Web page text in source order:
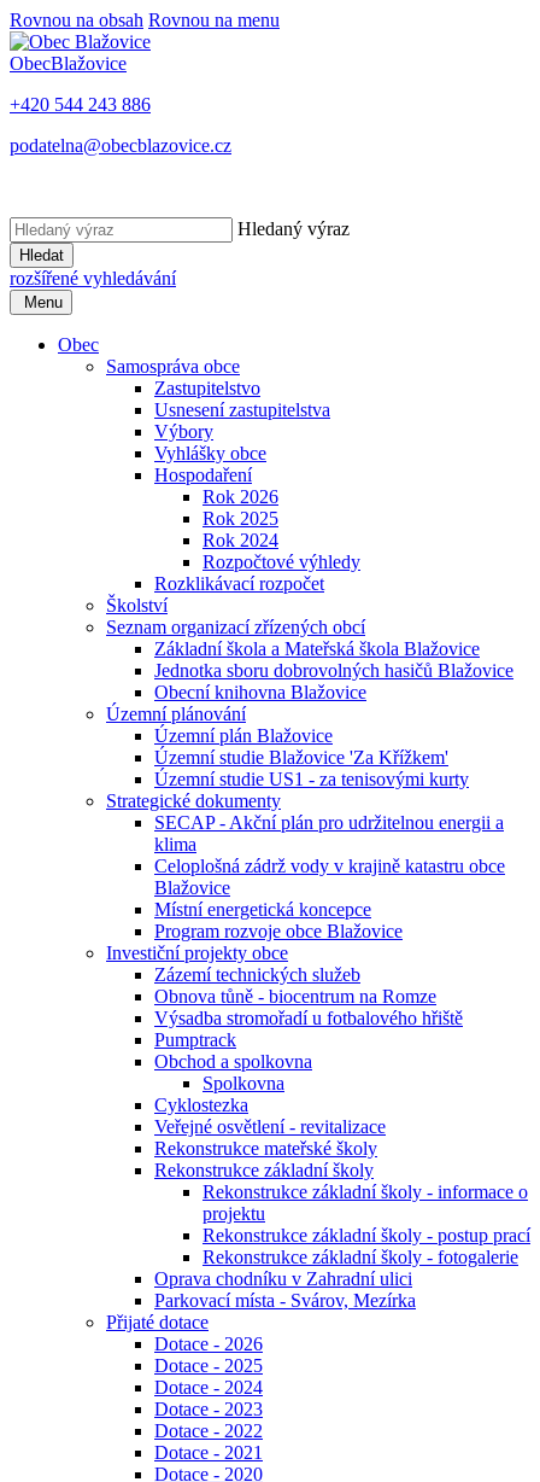
Rovnou na obsah Rovnou na menu
ObecBlažovice
+420 544 243 886
podatelna@obecblazovice.cz
Hledaný výraz
Hledat
rozšířené vyhledávání
Menu
Obec
Samospráva obce
Zastupitelstvo
Usnesení zastupitelstva
Výbory
Vyhlášky obce
Hospodaření
Rok 2026
Rok 2025
Rok 2024
Rozpočtové výhledy
Rozklikávací rozpočet
Školství
Seznam organizací zřízených obcí
Základní škola a Mateřská škola Blažovice
Jednotka sboru dobrovolných hasičů Blažovice
Obecní knihovna Blažovice
Územní plánování
Územní plán Blažovice
Územní studie Blažovice 'Za Křížkem'
Územní studie US1 - za tenisovými kurty
Strategické dokumenty
SECAP - Akční plán pro udržitelnou energii a
klima
Celoplošná zádrž vody v krajině katastru obce
Blažovice
Místní energetická koncepce
Program rozvoje obce Blažovice
Investiční projekty obce
Zázemí technických služeb
Obnova tůně - biocentrum na Romze
Výsadba stromořadí u fotbalového hřiště
Pumptrack
Obchod a spolkovna
Spolkovna
Cyklostezka
Veřejné osvětlení - revitalizace
Rekonstrukce mateřské školy
Rekonstrukce základní školy
Rekonstrukce základní školy - informace o
projektu
Rekonstrukce základní školy - postup prací
Rekonstrukce základní školy - fotogalerie
Oprava chodníku v Zahradní ulici
Parkovací místa - Svárov, Mezírka
Přijaté dotace
Dotace - 2026
Dotace - 2025
Dotace - 2024
Dotace - 2023
Dotace - 2022
Dotace - 2021
Dotace - 2020